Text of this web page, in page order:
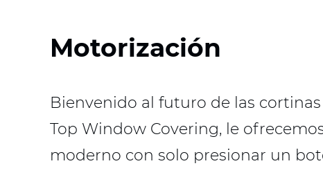
Motorización
Bienvenido al futuro de las
Top Window Covering, le
moderno con solo presionar un